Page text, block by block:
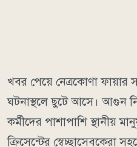
খবর পেয়ে নেত্রকোণা ফায়ার
ঘটনাস্থলে ছুটে আসে। আগুন
কর্মীদের পাশাপাশি স্থানীয়
ক্রিসেন্টের স্বেচ্ছাসেবকেরা